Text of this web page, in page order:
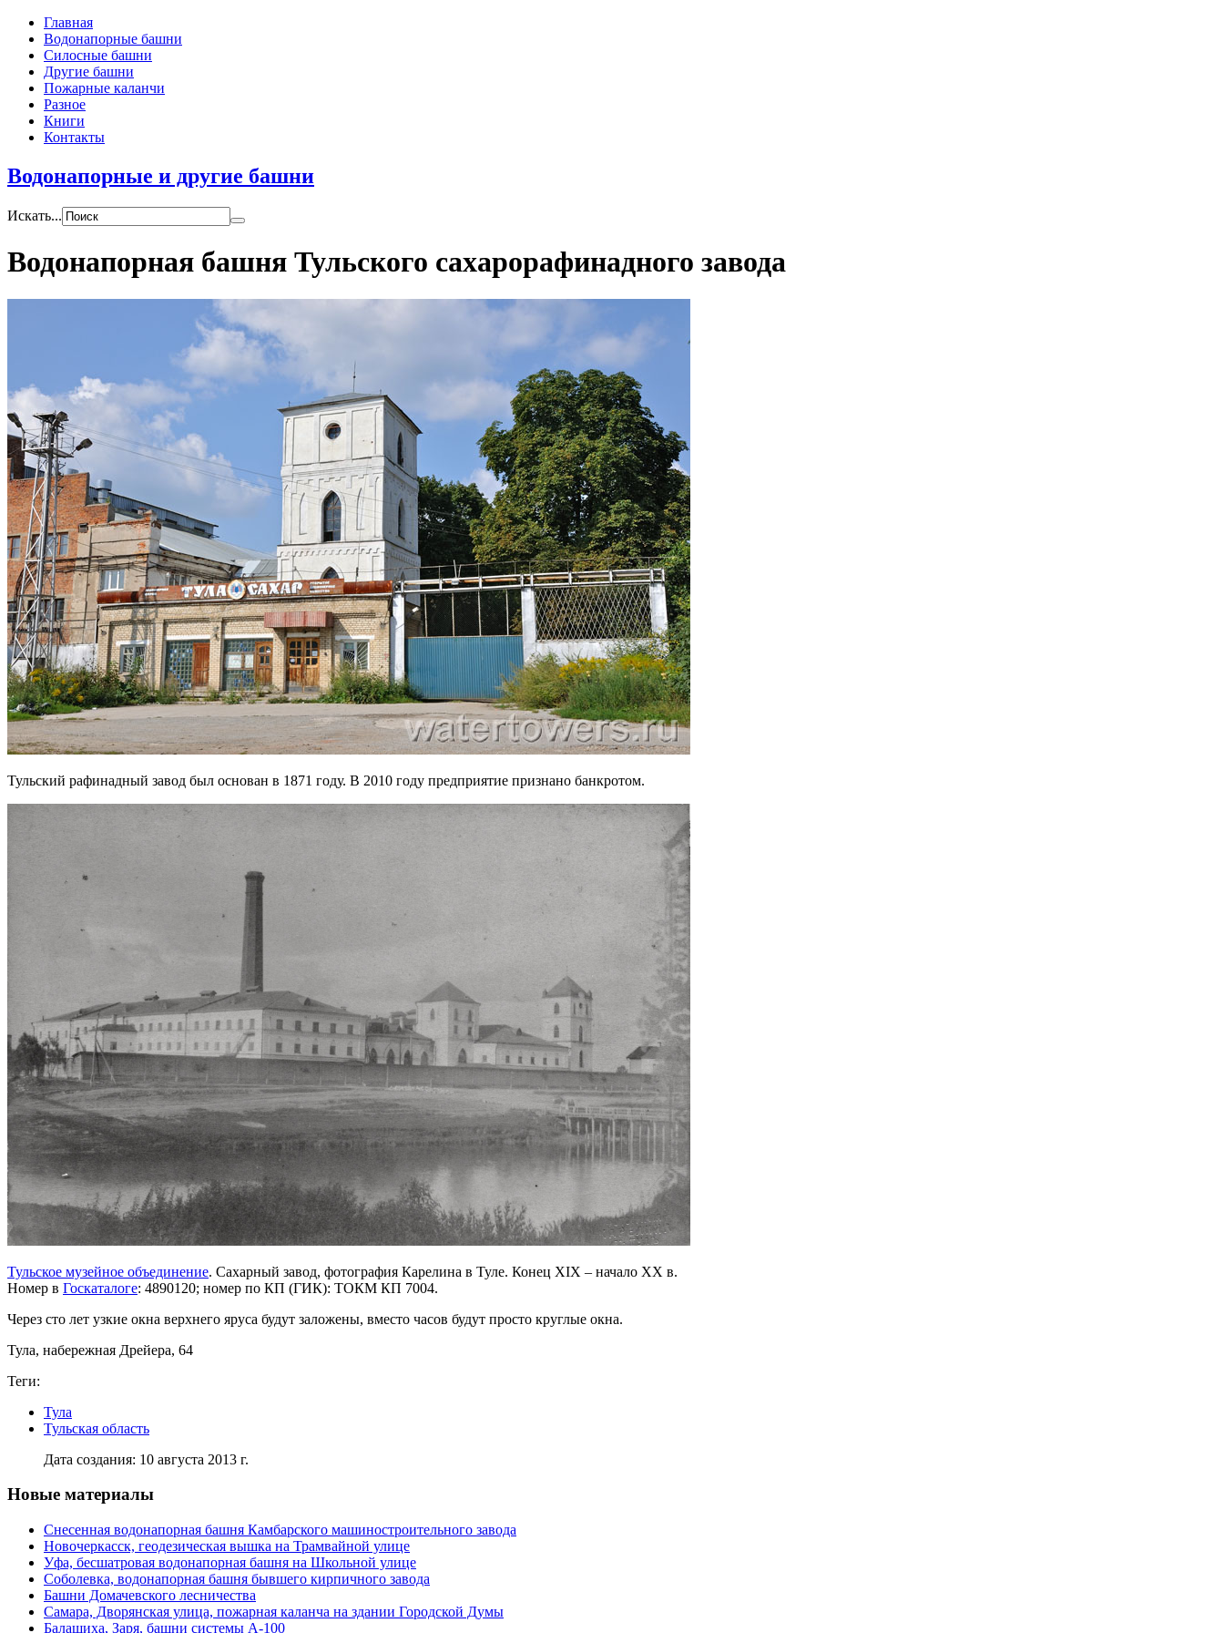
Главная
Водонапорные башни
Силосные башни
Другие башни
Пожарные каланчи
Разное
Книги
Контакты
Водонапорные и другие башни
Искать...
Водонапорная башня Тульского сахарорафинадного завода
Тульский рафинадный завод был основан в 1871 году. В 2010 году предприятие признано банкротом.
Тульское музейное объединение. Сахарный завод, фотография Карелина в Туле. Конец XIX – начало XX в.
Номер в Госкаталоге: 4890120; номер по КП (ГИК): ТОКМ КП 7004.
Через сто лет узкие окна верхнего яруса будут заложены, вместо часов будут просто круглые окна.
Тула, набережная Дрейера, 64
Теги:
Тула
Тульская область
Дата создания: 10 августа 2013 г.
Новые материалы
Снесенная водонапорная башня Камбарского машиностроительного завода
Новочеркасск, геодезическая вышка на Трамвайной улице
Уфа, бесшатровая водонапорная башня на Школьной улице
Соболевка, водонапорная башня бывшего кирпичного завода
Башни Домачевского лесничества
Самара, Дворянская улица, пожарная каланча на здании Городской Думы
Балашиха, Заря, башни системы А-100